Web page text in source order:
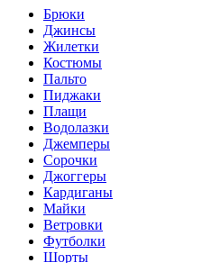
Брюки
Джинсы
Жилетки
Костюмы
Пальто
Пиджаки
Плащи
Водолазки
Джемперы
Сорочки
Джоггеры
Кардиганы
Майки
Ветровки
Футболки
Шорты